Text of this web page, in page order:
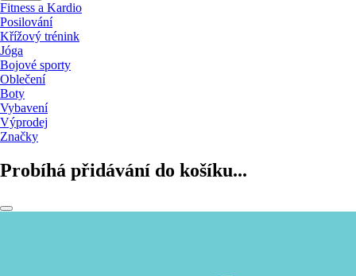
Fitness a Kardio
Posilování
Křížový trénink
Jóga
Bojové sporty
Oblečení
Boty
Vybavení
Výprodej
Značky
Probíhá přidávání do košíku...